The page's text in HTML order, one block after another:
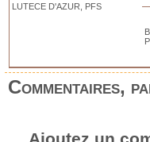
LUTECE D'AZUR, PFS
Commentaires,